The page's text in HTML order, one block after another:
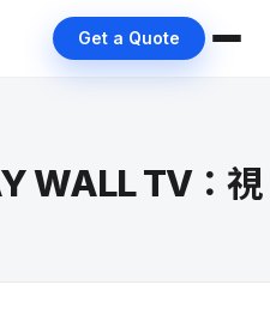
Get a Quote
WALL TV：視